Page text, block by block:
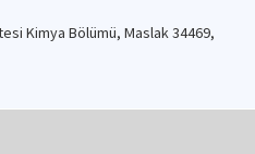
Kimya Bölümü, Maslak 34469,